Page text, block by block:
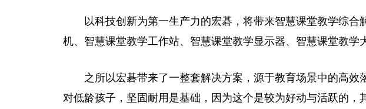
以科技创新为第一生产力的宏碁，将带来智慧课堂教学综合
机、智慧课堂教学工作站、智慧课堂教学显示器、智慧课堂教学
之所以宏碁带来了一整套解决方案，源于教育场景中的高效
对低龄孩子，坚固耐用是基础，因为这个是较为好动与活跃的，